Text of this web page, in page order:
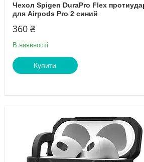
Чехол Spigen DuraPro Flex
для Airpods Pro 2 синий
360 ₴
В наявності
Купити